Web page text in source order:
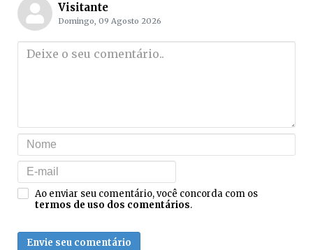
Visitante
Domingo, 09 Agosto 2026
Ao enviar seu comentário, você concorda com os
termos de uso dos comentários.
Envie seu comentário